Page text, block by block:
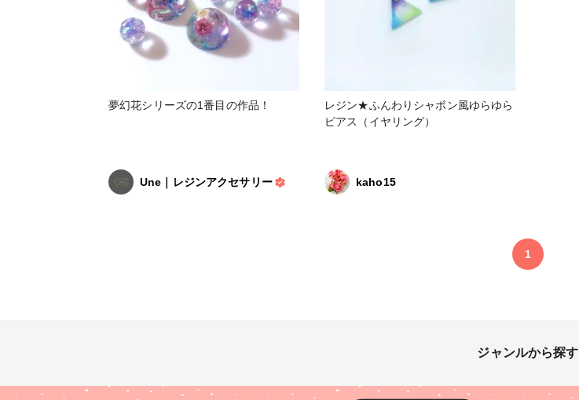
夢幻花シリーズの1番目の作品！
Une｜レジンアクセサリー
レジン★ふんわりシャボン風ゆらゆら
ピアス（イヤリング）
kaho15
1
ジャンルから探す